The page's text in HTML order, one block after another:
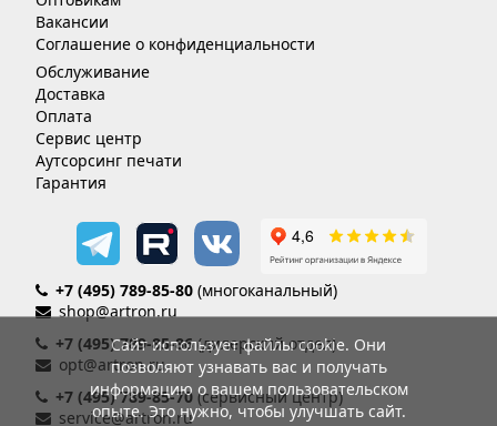
Вакансии
Соглашение о конфиденциальности
Обслуживание
Доставка
Оплата
Сервис центр
Аутсорсинг печати
Гарантия
+7 (495) 789-85-80 (многоканальный)
shop@artron.ru
+7 (495) 789-85-86(дилерский отдел)
opt@artron.ru
+7 (495) 789-85-70 (сервисный центр)
service@artron.ru
Сайт использует файлы cookie. Они
позволяют узнавать вас и получать
информацию о вашем пользовательском
опыте. Это нужно, чтобы улучшать сайт.